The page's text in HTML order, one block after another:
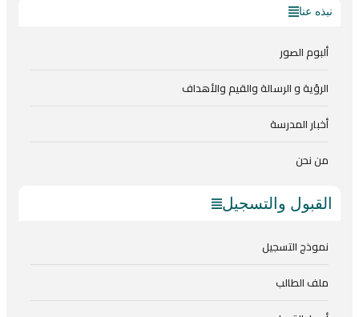
نبذه عنا
ألبوم الصور
الرؤية و الرسالة والقيم والأهداف
أخبار المدرسة
من نحن
القبول والتسجيل
نموذج التسجيل
ملف الطالب